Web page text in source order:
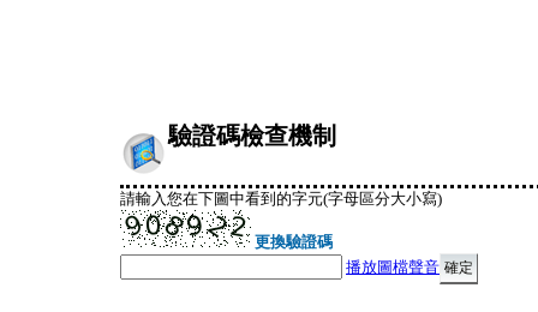
驗證碼檢查機制
請輸入您在下圖中看到的字元(字母區分大小寫)
更換驗證碼
播放圖檔聲音